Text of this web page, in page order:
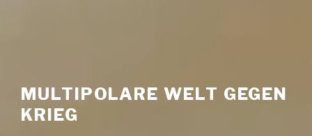
MULTIPOLARE WELT GEGEN
KRIEG